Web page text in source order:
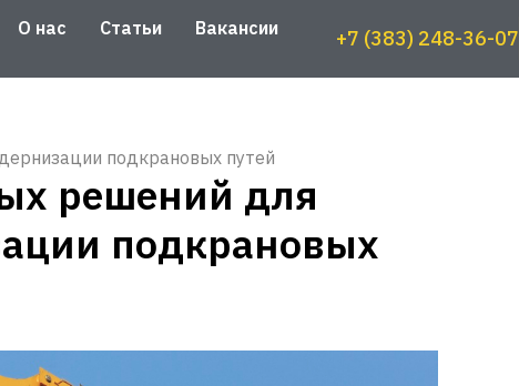
О нас Статьи
Вакансии
+7 (383) 248-36-07
подкрановых путей
решений для
подкрановых